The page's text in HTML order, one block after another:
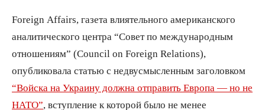
Foreign Affairs, газета влиятельного американского
аналитического центра “Совет по международным
отношениям” (Council on Foreign Relations),
опубликовала статью с недвусмысленным заголовком
“Войска на Украину должна отправить Европа — но не
НАТО” , вступление к которой было не менее